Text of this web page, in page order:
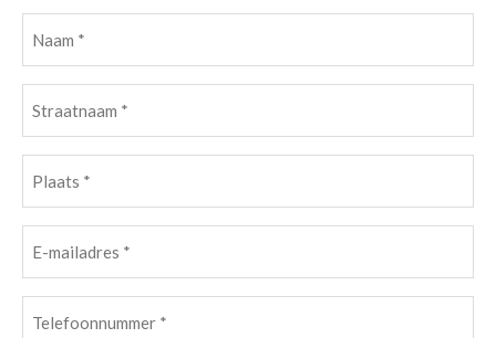
(Vereist)
(Vereist)
(Vereist)
mailadres
(Vereist)